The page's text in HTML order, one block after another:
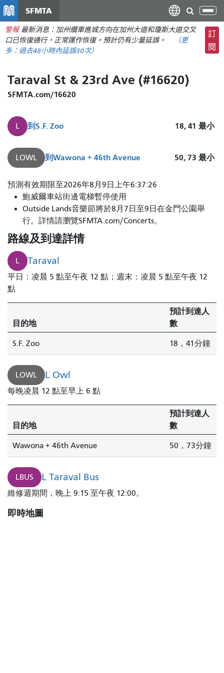
主
要
SFMTA
切
換
導
航
警報 最新消息：加州纜車進城方向在加州大道和瓊斯大道交叉
口已恢復通行，正常運作恢復。預計仍有少量延誤。
（更
多： 過去48小時內延誤30次）
訂
閱
Taraval St & 23rd Ave (#16620)
SFMTA.com/16620
L 到 S.F. Zoo 18, 41 最小
LOWL 到Wawona + 46th Avenue 50, 73 最小
預測有效期限至2026年8月9日上午6:37:26
鮑威爾車站街邊電梯暫停使用
Outside Lands音樂節將於8月7日至9日在金門公園舉
行。詳情請瀏覽SFMTA.com/Concerts。
路線及到達詳情
L Taraval
平日：凌晨 5 點至午夜 12 點；週末：凌晨 5 點至午夜 12
點
目的地
預計到達人
數
S.F. Zoo 18，41分鐘
LOWL L Owl
每晚凌晨 12 點至早上 6 點
目的地
預計到達人
數
Wawona + 46th Avenue 50，73分鐘
LBUS L Taraval Bus
維修週期間，晚上 9:15 至午夜 12:00。
即時地圖